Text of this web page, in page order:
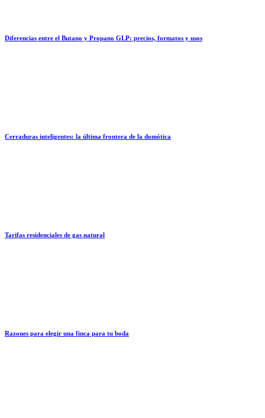
Diferencias entre el Butano y Propano GLP: precios, formatos y usos
Cerraduras inteligentes: la última frontera de la domótica
Tarifas residenciales de gas natural
Razones para elegir una finca para tu boda